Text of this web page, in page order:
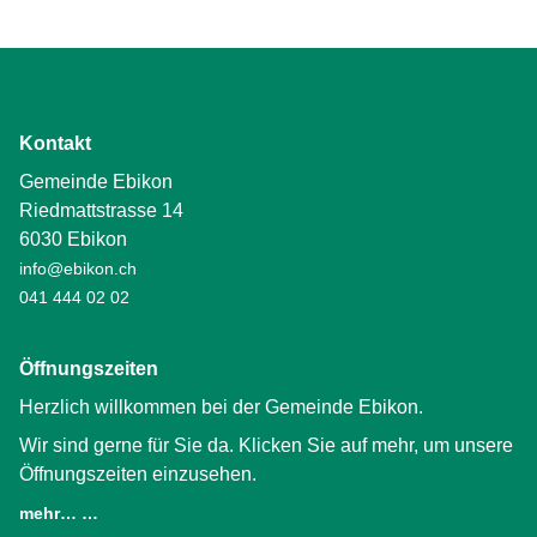
Kontakt
Gemeinde Ebikon
Riedmattstrasse 14
6030 Ebikon
info@ebikon.ch
041 444 02 02
Öffnungszeiten
Herzlich willkommen bei der Gemeinde Ebikon.
Wir sind gerne für Sie da. Klicken Sie auf mehr, um unsere
Öffnungszeiten einzusehen.
mehr… …